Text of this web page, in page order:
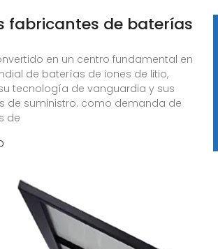
fabricantes de baterías
en un centro fundamental en
de baterías de iones de litio,
tecnología de vanguardia y sus
de suministro. como demanda de
de